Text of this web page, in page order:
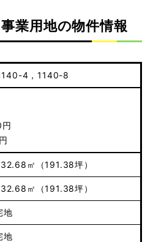
業用地の物件情報
4，1140-8
円
㎡（191.38坪）
㎡（191.38坪）
地
地